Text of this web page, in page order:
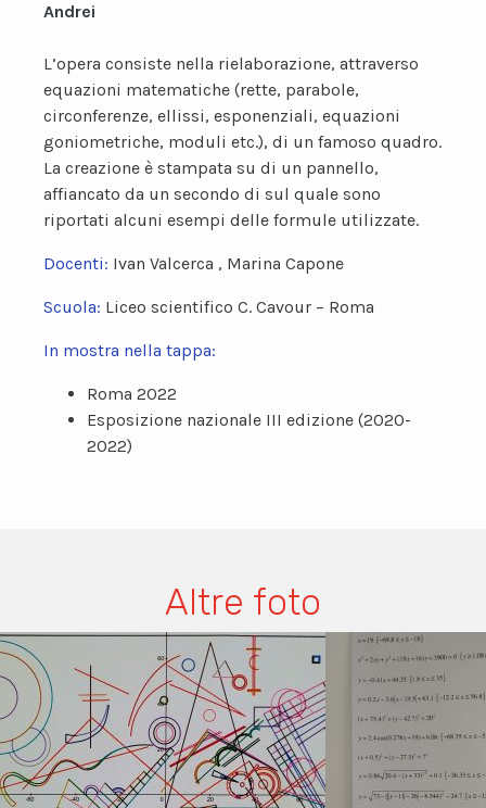
Andrei
L’opera consiste nella rielaborazione, attraverso
equazioni matematiche (rette, parabole,
circonferenze, ellissi, esponenziali, equazioni
goniometriche, moduli etc.), di un famoso quadro.
La creazione è stampata su di un pannello,
affiancato da un secondo di sul quale sono
riportati alcuni esempi delle formule utilizzate.
Docenti: Ivan Valcerca , Marina Capone
Scuola: Liceo scientifico C. Cavour – Roma
In mostra nella tappa:
Roma 2022
Esposizione nazionale III edizione (2020-
2022)
Altre foto